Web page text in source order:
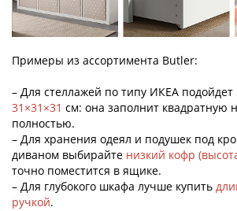
Примеры из ассортимента Butler:
– Для стеллажей по типу ИКЕА подойдет
31×31×31 см: она заполнит квадратную
полностью.
– Для хранения одеял и подушек под
диваном выбирайте низкий кофр
точно поместится в ящике.
– Для глубокого шкафа лучше купить
ручкой.